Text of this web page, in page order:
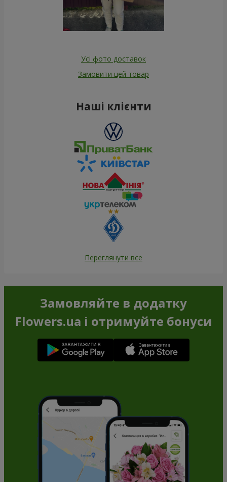
Усі фото доставок
Замовити цей товар
Наші клієнти
Переглянути все
Замовляйте в додатку
Flowers.ua і отримуйте бонуси